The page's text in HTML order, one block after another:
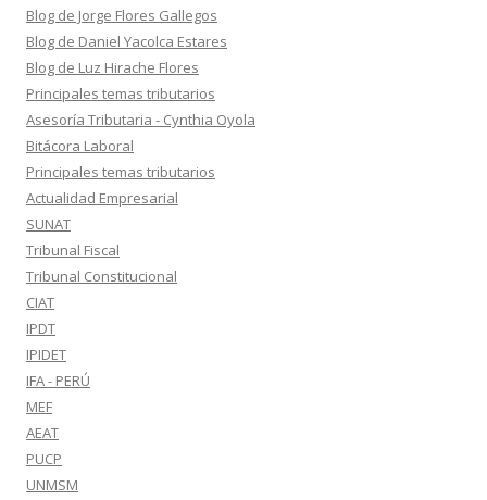
Blog de Jorge Flores Gallegos
Blog de Daniel Yacolca Estares
Blog de Luz Hirache Flores
Principales temas tributarios
Asesoría Tributaria - Cynthia Oyola
Bitácora Laboral
Principales temas tributarios
Actualidad Empresarial
SUNAT
Tribunal Fiscal
Tribunal Constitucional
CIAT
IPDT
IPIDET
IFA - PERÚ
MEF
AEAT
PUCP
UNMSM